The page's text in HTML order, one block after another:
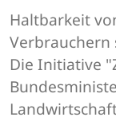
Haltbarkeit
Die Initiative